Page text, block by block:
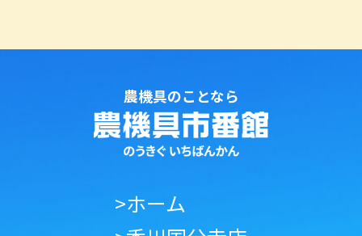
農機具のことなら
>ホーム